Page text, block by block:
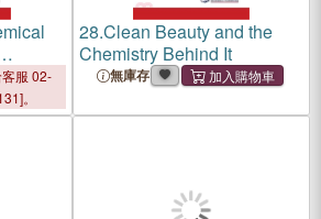
服 02-
。
28.Clean Beauty and the
Chemistry Behind It
無庫存